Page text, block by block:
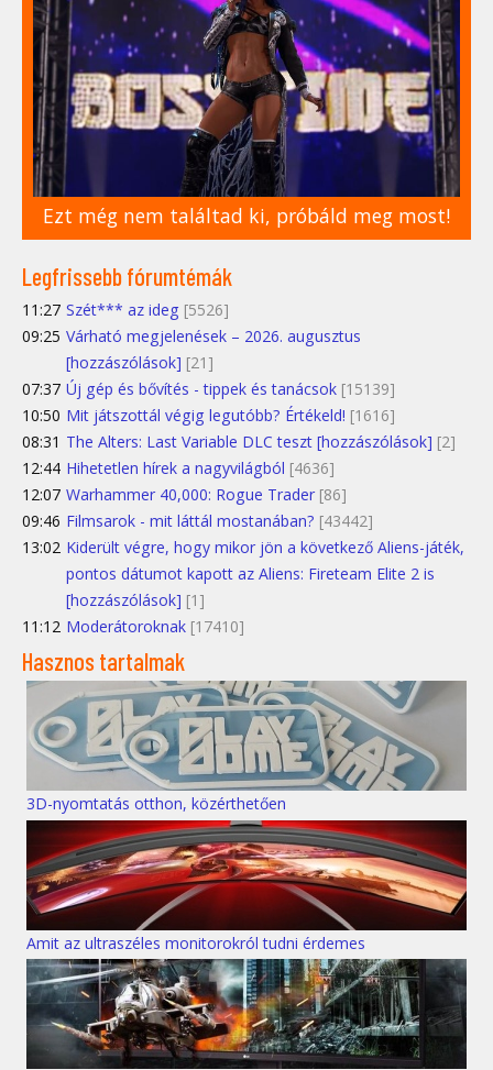
Ezt még nem találtad ki, próbáld meg most!
Legfrissebb fórumtémák
11:27 Szét*** az ideg [5526]
09:25 Várható megjelenések – 2026. augusztus
[hozzászólások] [21]
07:37 Új gép és bővítés - tippek és tanácsok [15139]
10:50 Mit játszottál végig legutóbb? Értékeld! [1616]
08:31 The Alters: Last Variable DLC teszt [hozzászólások] [2]
12:44 Hihetetlen hírek a nagyvilágból [4636]
12:07 Warhammer 40,000: Rogue Trader [86]
09:46 Filmsarok - mit láttál mostanában? [43442]
13:02 Kiderült végre, hogy mikor jön a következő Aliens-játék,
pontos dátumot kapott az Aliens: Fireteam Elite 2 is
[hozzászólások] [1]
11:12 Moderátoroknak [17410]
Hasznos tartalmak
3D-nyomtatás otthon, közérthetően
Amit az ultraszéles monitorokról tudni érdemes